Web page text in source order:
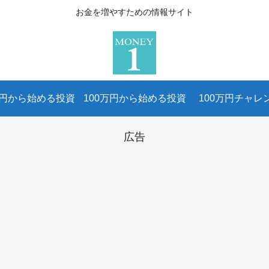
お金を増やすための情報サイト
から始める投資 100万円から始める投資 100万円チャレ
広告